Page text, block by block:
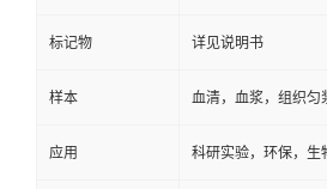
标记物 详见说明书
样本 血清，血浆，组织
应用 科研实验，环保，生